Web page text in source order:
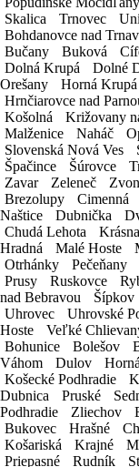
*cena je uvedená bez
Táto objednávka je
našími pracovníkmi.
Vozidlo
KONTAKTNÉ
Kontaktná osoba
IČO
Trvalý pobyt / Sídlo
E-mail
Telefón
Vek vodiča
Národnosť
DETAIL
Miesto vyzdvihnutia
Skalica
Trnovec
Bohdanovce nad
Bučany
Buková
Dolná Krupá
Dolné
Orešany
Horná Krupá
Hrnčiarovce nad
Košolná
Križovany
Malženice
Naháč
Slovenská Nová Ves
Špačince
Šúrovce
Zavar
Zeleneč
Brezolupy
Cimenná
Naštice
Dubnička
Chudá Lehota
Hradná
Malé Hoste
Otrhánky
Pečeňany
Prusy
Ruskovce
nad Bebravou
Šípkov
Uhrovec
Uhrovské
Hoste
Veľké
Bohunice
Bolešov
Váhom
Dulov
Košecké Podhradie
Dubnica
Pruské
Podhradie
Zliechov
Bukovec
Hrašné
Košariská
Krajné
Priepasné
Rudník
Miesto odovzdania
Skalica
Trnovec
Bohdanovce nad
Bučany
Buková
Dolná Krupá
Dolné
Orešany
Horná Krupá
Hrnčiarovce nad
Košolná
Križovany
Malženice
Naháč
Slovenská Nová Ves
Špačince
Šúrovce
Zavar
Zeleneč
Brezolupy
Cimenná
Naštice
Dubnička
Chudá Lehota
Hradná
Malé Hoste
Otrhánky
Pečeňany
Prusy
Ruskovce
nad Bebravou
Šípkov
Uhrovec
Uhrovské
Hoste
Veľké
Bohunice
Bolešov
Váhom
Dulov
Košecké Podhradie
Dubnica
Pruské
Podhradie
Zliechov
Bukovec
Hrašné
Košariská
Krajné
Priepasné
Rudník